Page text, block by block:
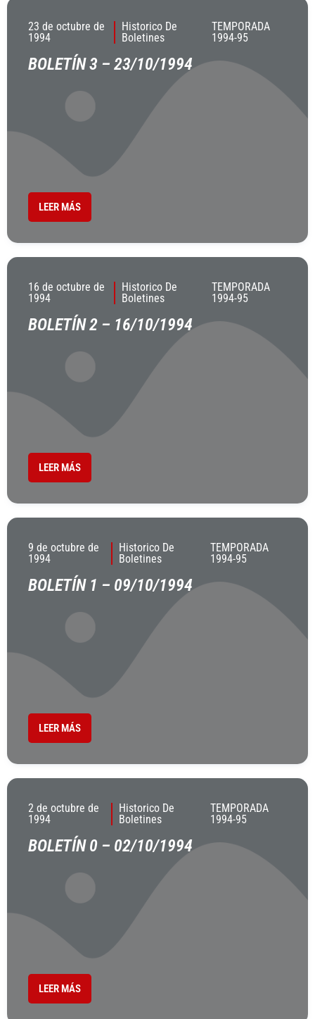
23 de octubre de
1994
Historico De
Boletines
TEMPORADA
1994-95
BOLETÍN 3 – 23/10/1994
LEER MÁS
16 de octubre de
1994
Historico De
Boletines
TEMPORADA
1994-95
BOLETÍN 2 – 16/10/1994
LEER MÁS
9 de octubre de
1994
Historico De
Boletines
TEMPORADA
1994-95
BOLETÍN 1 – 09/10/1994
LEER MÁS
2 de octubre de
1994
Historico De
Boletines
TEMPORADA
1994-95
BOLETÍN 0 – 02/10/1994
LEER MÁS